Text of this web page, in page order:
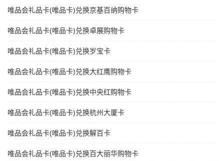
唯品会礼品卡(唯品卡)兑换京基百纳购物卡
唯品会礼品卡(唯品卡)兑换卓展购物卡
唯品会礼品卡(唯品卡)兑换岁宝卡
唯品会礼品卡(唯品卡)兑换大红鹰购物卡
唯品会礼品卡(唯品卡)兑换中央红购物卡
唯品会礼品卡(唯品卡)兑换杭州大厦卡
唯品会礼品卡(唯品卡)兑换解百卡
唯品会礼品卡(唯品卡)兑换百大丽华购物卡